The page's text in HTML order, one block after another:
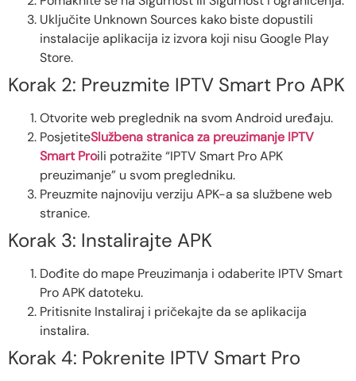
Uključite Unknown Sources kako biste dopustili
instalacije aplikacija iz izvora koji nisu Google Play
Store.
Korak 2: Preuzmite IPTV Smart Pro APK
Otvorite web preglednik na svom Android uređaju.
PosjetiteSlužbena stranica za preuzimanje IPTV
Smart Proili potražite “IPTV Smart Pro APK
preuzimanje” u svom pregledniku.
Preuzmite najnoviju verziju APK-a sa službene web
stranice.
Korak 3: Instalirajte APK
Dođite do mape Preuzimanja i odaberite IPTV Smart
Pro APK datoteku.
Pritisnite Instaliraj i pričekajte da se aplikacija
instalira.
Korak 4: Pokrenite IPTV Smart Pro